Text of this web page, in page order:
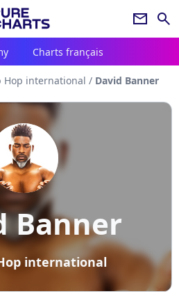
newsletter search
Charts français
Hop international / David Banner
Banner
international